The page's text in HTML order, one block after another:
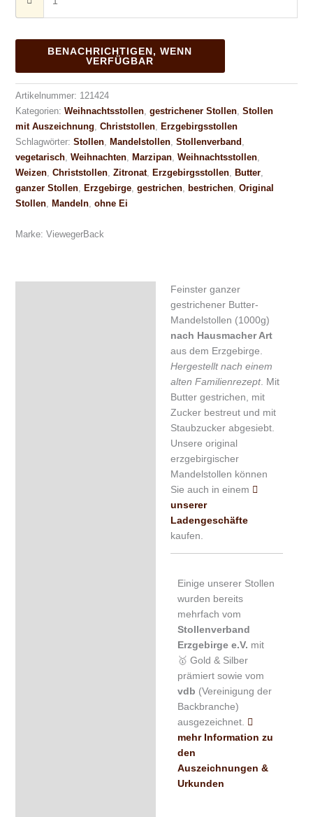
BENACHRICHTIGEN, WENN
VERFÜGBAR
Artikelnummer: 121424
Kategorien: Weihnachtsstollen, gestrichener Stollen, Stollen
mit Auszeichnung, Christstollen, Erzgebirgsstollen
Schlagwörter: Stollen, Mandelstollen, Stollenverband ,
vegetarisch, Weihnachten, Marzipan, Weihnachtsstollen,
Weizen, Christstollen, Zitronat, Erzgebirgsstollen, Butter,
ganzer Stollen, Erzgebirge, gestrichen, bestrichen, Original
Stollen, Mandeln, ohne Ei
Marke: ViewegerBack
Feinster ganzer
gestrichener Butter-
Mandelstollen (1000g)
nach Hausmacher Art
aus dem Erzgebirge.
Hergestellt nach einem
alten Familienrezept. Mit
Butter gestrichen, mit
Zucker bestreut und mit
Staubzucker abgesiebt.
Unsere original
erzgebirgischer
Mandelstollen können
Sie auch in einem
unserer
Ladengeschäfte
kaufen.
Einige unserer Stollen
wurden bereits
mehrfach vom
Stollenverband
Erzgebirge e.V. mit
🥇 Gold & Silber
prämiert sowie vom
vdb (Vereinigung der
Backbranche)
ausgezeichnet.
mehr Information zu
den
Auszeichnungen &
Urkunden